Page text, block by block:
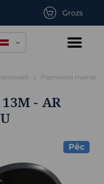
Grozs
Pieminekļi melnie
- AR
Pēc